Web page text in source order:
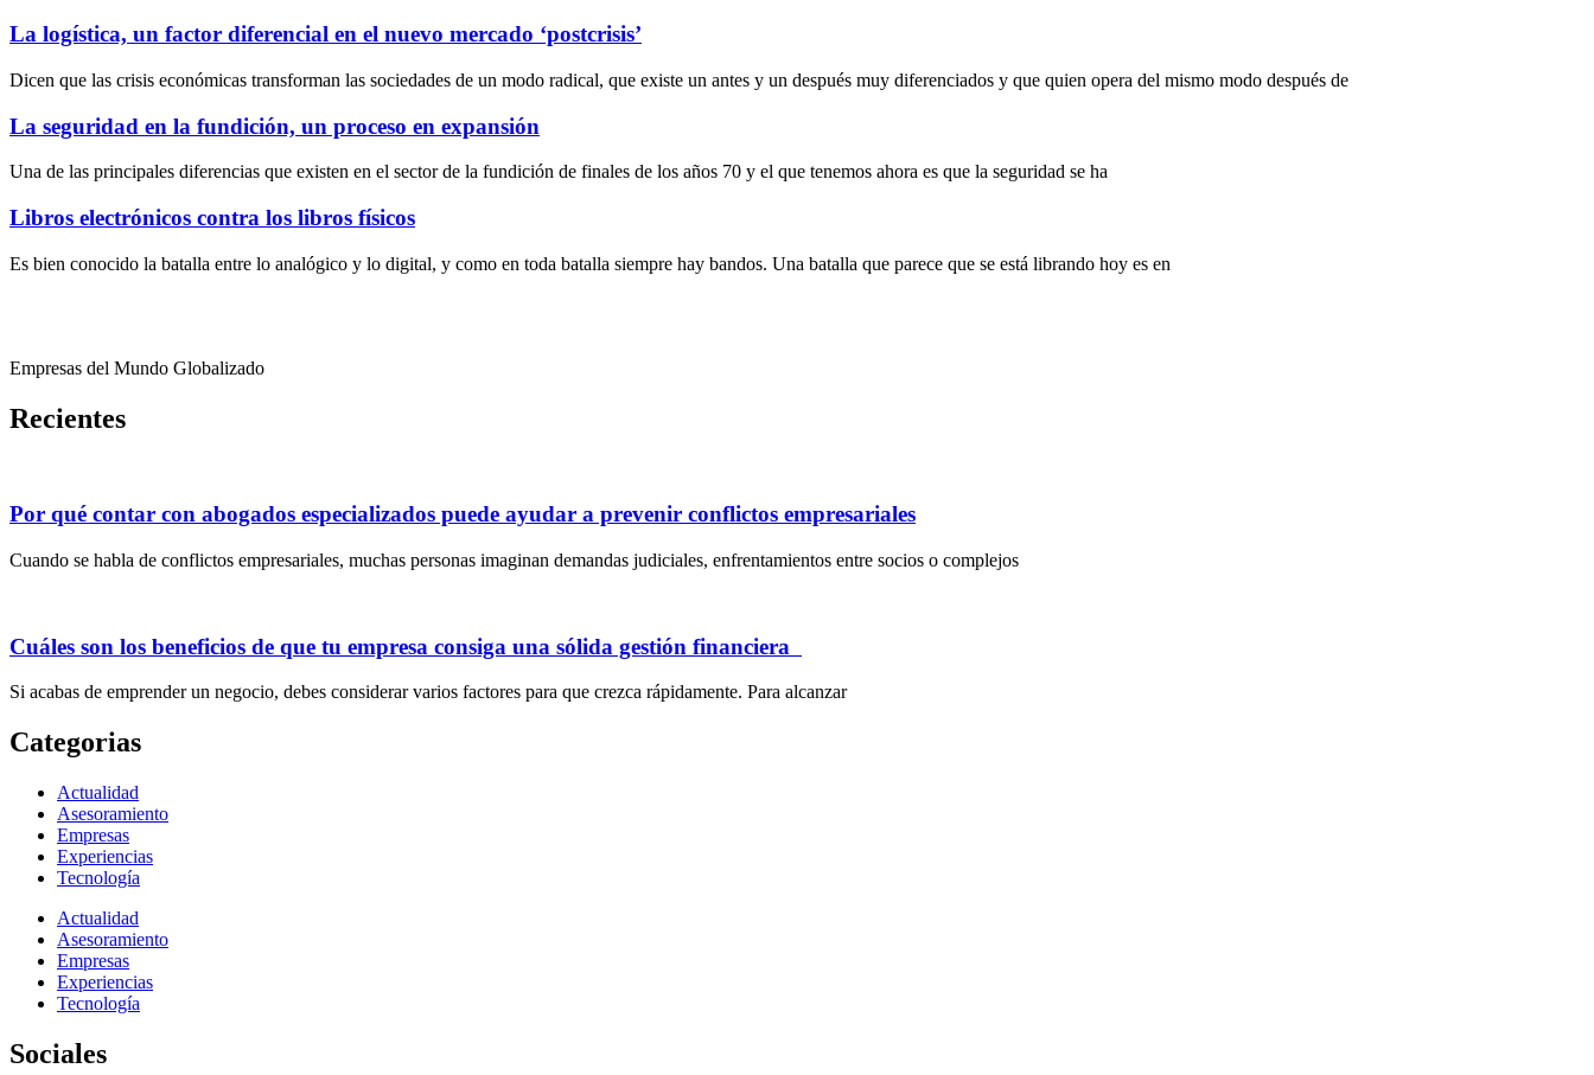
La logística, un factor diferencial en el nuevo mercado ‘postcrisis’
Dicen que las crisis económicas transforman las sociedades de un modo radical, que existe un antes y un después muy diferenciados y que quien opera del mismo modo después de
La seguridad en la fundición, un proceso en expansión
Una de las principales diferencias que existen en el sector de la fundición de finales de los años 70 y el que tenemos ahora es que la seguridad se ha
Libros electrónicos contra los libros físicos
Es bien conocido la batalla entre lo analógico y lo digital, y como en toda batalla siempre hay bandos. Una batalla que parece que se está librando hoy es en
Empresas del Mundo Globalizado
Recientes
Por qué contar con abogados especializados puede ayudar a prevenir conflictos empresariales
Cuando se habla de conflictos empresariales, muchas personas imaginan demandas judiciales, enfrentamientos entre socios o complejos
Cuáles son los beneficios de que tu empresa consiga una sólida gestión financiera
Si acabas de emprender un negocio, debes considerar varios factores para que crezca rápidamente. Para alcanzar
Categorias
Actualidad
Asesoramiento
Empresas
Experiencias
Tecnología
Actualidad
Asesoramiento
Empresas
Experiencias
Tecnología
Sociales